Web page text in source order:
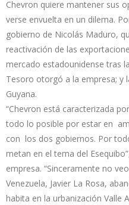
Chevron quiere mantener sus
verse envuelta en un dilema.
gobierno de Nicolás Maduro,
reactivación de las
mercado estadounidense tras
Tesoro otorgó a la empresa; y
Guyana.
“Chevron está caracterizada
todo lo posible por estar en
con los dos gobiernos. Por
metan en el tema del
empresa. “Sinceramente no
Venezuela, Javier La Rosa,
habita en la urbanización Valle